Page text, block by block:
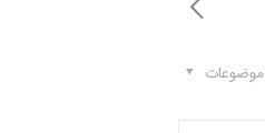
موضوعات